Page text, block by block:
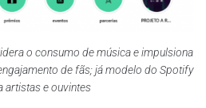
o consumo de música e impulsiona
de fãs; já modelo do Spotify
artistas e ouvintes